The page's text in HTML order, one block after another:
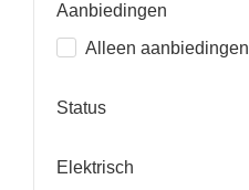
Aanbiedingen
Alleen aanbiedingen
Status
Elektrisch